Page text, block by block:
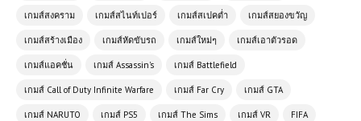
Download
โหลดเกมส์ (PC) ฟรี Far Cry 4 |
Free Download
เกมส์สงคราม เกมส์สไนท์เปอร์ เกมส์สเปคต่ำ เกมส์สยองขวัญ
เกมส์สร้างเมือง เกมส์หัดขับรถ เกมส์ใหม่ๆ เกมส์เอาตัวรอด
เกมส์แอคชั่น เกมส์ Assassin's เกมส์ Battlefield
เกมส์ Call of Duty Infinite Warfare เกมส์ Far Cry เกมส์ GTA
เกมส์ NARUTO เกมส์ PS5 เกมส์ The Sims เกมส์ VR FIFA